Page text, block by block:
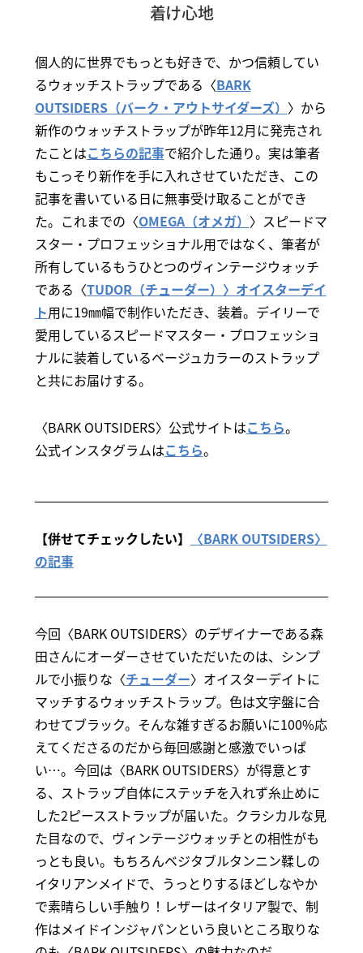
着け心地
個人的に世界でもっとも好きで、かつ信頼してい
るウォッチストラップである〈BARK
OUTSIDERS（バーク・アウトサイダーズ） 〉から
新作のウォッチストラップが昨年12月に発売され
たことはこちらの記事で紹介した通り。実は筆者
もこっそり新作を手に入れさせていただき、この
記事を書いている日に無事受け取ることができ
た。これまでの〈OMEGA（オメガ） 〉スピードマ
スター・プロフェッショナル用ではなく、筆者が
所有しているもうひとつのヴィンテージウォッチ
である〈TUDOR（チューダー）〉オイスターデイ
ト用に19㎜幅で制作いただき、装着。デイリーで
愛用しているスピードマスター・プロフェッショ
ナルに装着しているベージュカラーのストラップ
と共にお届けする。
〈BARK OUTSIDERS〉公式サイトはこちら。
公式インスタグラムはこちら。
【併せてチェックしたい】
〈BARK OUTSIDERS〉
の記事
今回〈BARK OUTSIDERS〉のデザイナーである森
田さんにオーダーさせていただいたのは、シンプ
ルで小振りな〈チューダー〉オイスターデイトに
マッチするウォッチストラップ。色は文字盤に合
わせてブラック。そんな雑すぎるお願いに100%応
えてくださるのだから毎回感謝と感激でいっぱ
い…。今回は〈BARK OUTSIDERS〉が得意とす
る、ストラップ自体にステッチを入れず糸止めに
した2ピースストラップが届いた。クラシカルな見
た目なので、ヴィンテージウォッチとの相性がも
っとも良い。もちろんベジタブルタンニン鞣しの
イタリアンメイドで、うっとりするほどしなやか
で素晴らしい手触り！レザーはイタリア製で、制
作はメイドインジャパンという良いところ取りな